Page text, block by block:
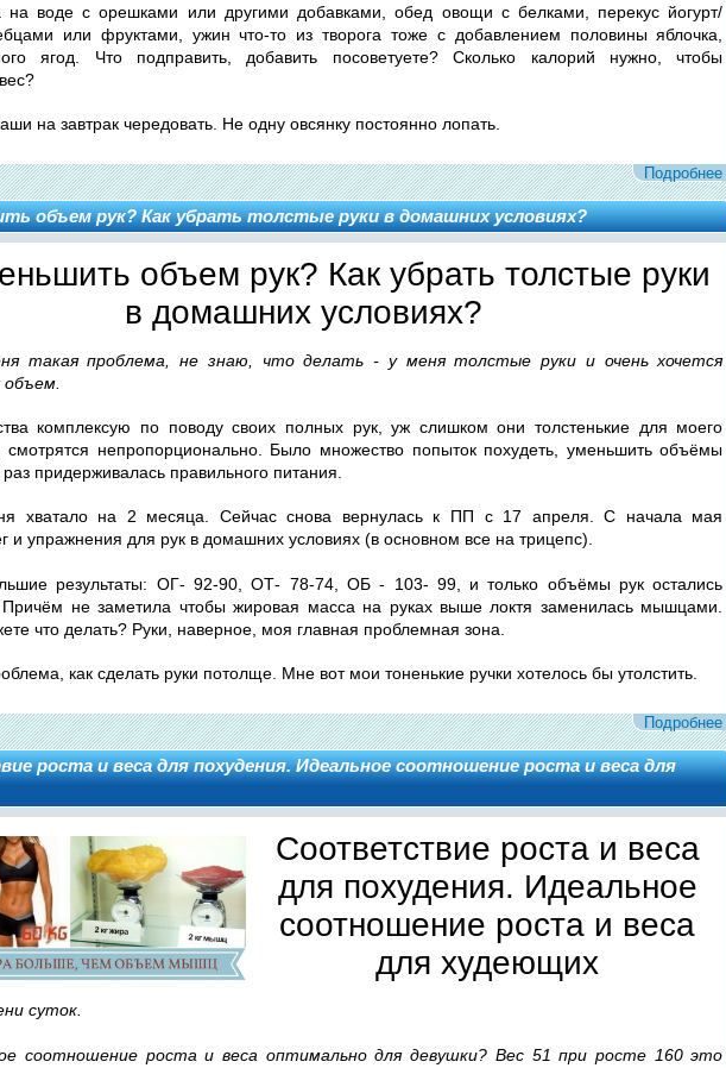
на воде с орешками или другими добавками, обед овощи с белками, перекус йогурт/
или фруктами, ужин что-то из творога тоже с добавлением половины яблочка,
ягод. Что подправить, добавить посоветуете? Сколько калорий нужно, чтобы
на завтрак чередовать. Не одну овсянку постоянно лопать.
Подробнее
объем рук? Как убрать толстые руки в домашних условиях?
объем рук? Как убрать толстые руки
в домашних условиях?
такая проблема, не знаю, что делать - у меня толстые руки и очень хочется
комплексую по поводу своих полных рук, уж слишком они толстенькие для моего
смотрятся непропорционально. Было множество попыток похудеть, уменьшить объёмы
раз придерживалась правильного питания.
хватало на 2 месяца. Сейчас снова вернулась к ПП с 17 апреля. С начала мая
и упражнения для рук в домашних условиях (в основном все на трицепс).
результаты: ОГ- 92-90, ОТ- 78-74, ОБ - 103- 99, и только объёмы рук остались
не заметила чтобы жировая масса на руках выше локтя заменилась мышцами.
что делать? Руки, наверное, моя главная проблемная зона.
как сделать руки потолще. Мне вот мои тоненькие ручки хотелось бы утолстить.
Подробнее
роста и веса для похудения. Идеальное соотношение роста и веса для
Соответствие роста и веса
для похудения. Идеальное
соотношение роста и веса
для худеющих
суток.
соотношение роста и веса оптимально для девушки? Вес 51 при росте 160 это